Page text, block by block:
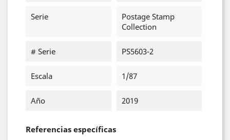
Serie
Postage Stamp
Collection
# Serie PS5603-2
Escala 1/87
Año 2019
Referencias específicas